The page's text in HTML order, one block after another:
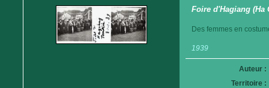
Foire d'Hagiang (Ha
Des femmes en
1939
Auteur :
Territoire :